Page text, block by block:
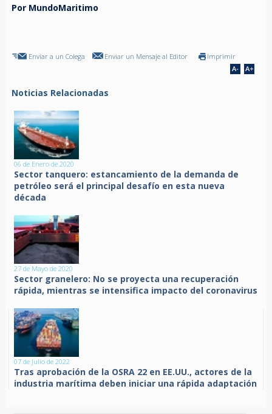
Por MundoMaritimo
Enviar a un Colega Enviar un Mensaje al Editor Imprimir
Noticias Relacionadas
06 de Enero de 2020
Sector tanquero: estancamiento de la demanda de
petróleo será el principal desafío en esta nueva
década
27 de Mayo de 2020
Sector granelero: No se proyecta una recuperación
rápida, mientras se intensifica impacto del coronavirus
07 de Julio de 2022
Tras aprobación de la OSRA 22 en EE.UU., actores de la
industria marítima deben iniciar una rápida adaptación